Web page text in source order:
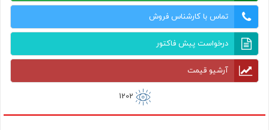
تماس با کارشناس فروش
درخواست پیش فاکتور
آرشیو قیمت
1202